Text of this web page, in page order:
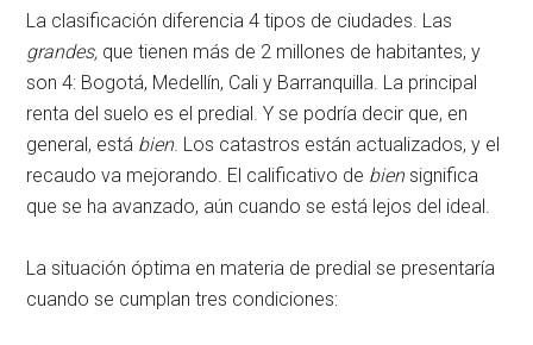
La clasificación diferencia 4 tipos de ciudades. Las
grandes, que tienen más de 2 millones de habitantes, y
son 4: Bogotá, Medellín, Cali y Barranquilla. La principal
renta del suelo es el predial. Y se podría decir que, en
general, está bien. Los catastros están actualizados, y el
recaudo va mejorando. El calificativo de biensignifica
que se ha avanzado, aún cuando se está lejos del ideal.
La situación óptima en materia de predial se presentaría
cuando se cumplan tres condiciones: